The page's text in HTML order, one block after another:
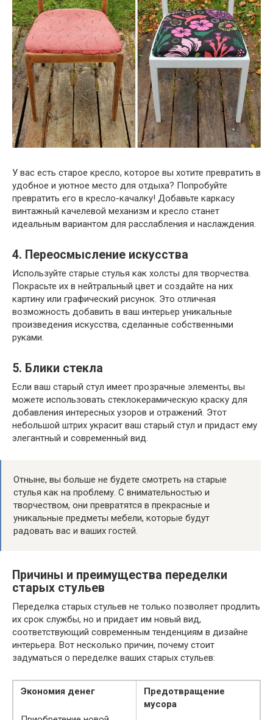
У вас есть старое кресло, которое вы хотите превратить в
удобное и уютное место для отдыха? Попробуйте
превратить его в кресло-качалку! Добавьте каркасу
винтажный качелевой механизм и кресло станет
идеальным вариантом для расслабления и наслаждения.
4. Переосмысление искусства
Используйте старые стулья как холсты для творчества.
Покрасьте их в нейтральный цвет и создайте на них
картину или графический рисунок. Это отличная
возможность добавить в ваш интерьер уникальные
произведения искусства, сделанные собственными
руками.
5. Блики стекла
Если ваш старый стул имеет прозрачные элементы, вы
можете использовать стеклокерамическую краску для
добавления интересных узоров и отражений. Этот
небольшой штрих украсит ваш старый стул и придаст ему
элегантный и современный вид.
Отныне, вы больше не будете смотреть на старые
стулья как на проблему. С внимательностью и
творчеством, они превратятся в прекрасные и
уникальные предметы мебели, которые будут
радовать вас и ваших гостей.
Причины и преимущества переделки
старых стульев
Переделка старых стульев не только позволяет продлить
их срок службы, но и придает им новый вид,
соответствующий современным тенденциям в дизайне
интерьера. Вот несколько причин, почему стоит
задуматься о переделке ваших старых стульев:
Экономия денег
Предотвращение
мусора